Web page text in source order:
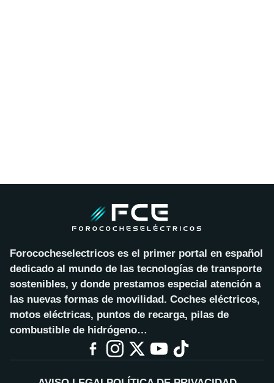
Forococheselectricos es el primer portal en español
dedicado al mundo de las tecnologías de transporte
sostenibles, y donde prestamos especial atención a
las nuevas formas de movilidad. Coches eléctricos,
motos eléctricas, puntos de recarga, pilas de
combustible de hidrógeno…